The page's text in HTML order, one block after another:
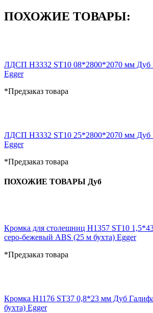
ПОХОЖИЕ ТОВАРЫ:
ЛДСП H3332 ST10 08*2800*2070 мм Дуб
Egger
*Предзаказ товара
ЛДСП H3332 ST10 25*2800*2070 мм Дуб
Egger
*Предзаказ товара
ПОХОЖИЕ ТОВАРЫ Дуб
Кромка для столешниц H1357 ST10
серо-бежевый ABS (25 м бухта) Egger
*Предзаказ товара
Кромка H1176 ST37 0,8*23 мм Дуб
бухта) Egger